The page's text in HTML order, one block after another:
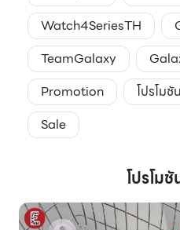
Watch4SeriesTH
TeamGalaxy
Promotion
โปรโมชัน
Sale
โปรโม